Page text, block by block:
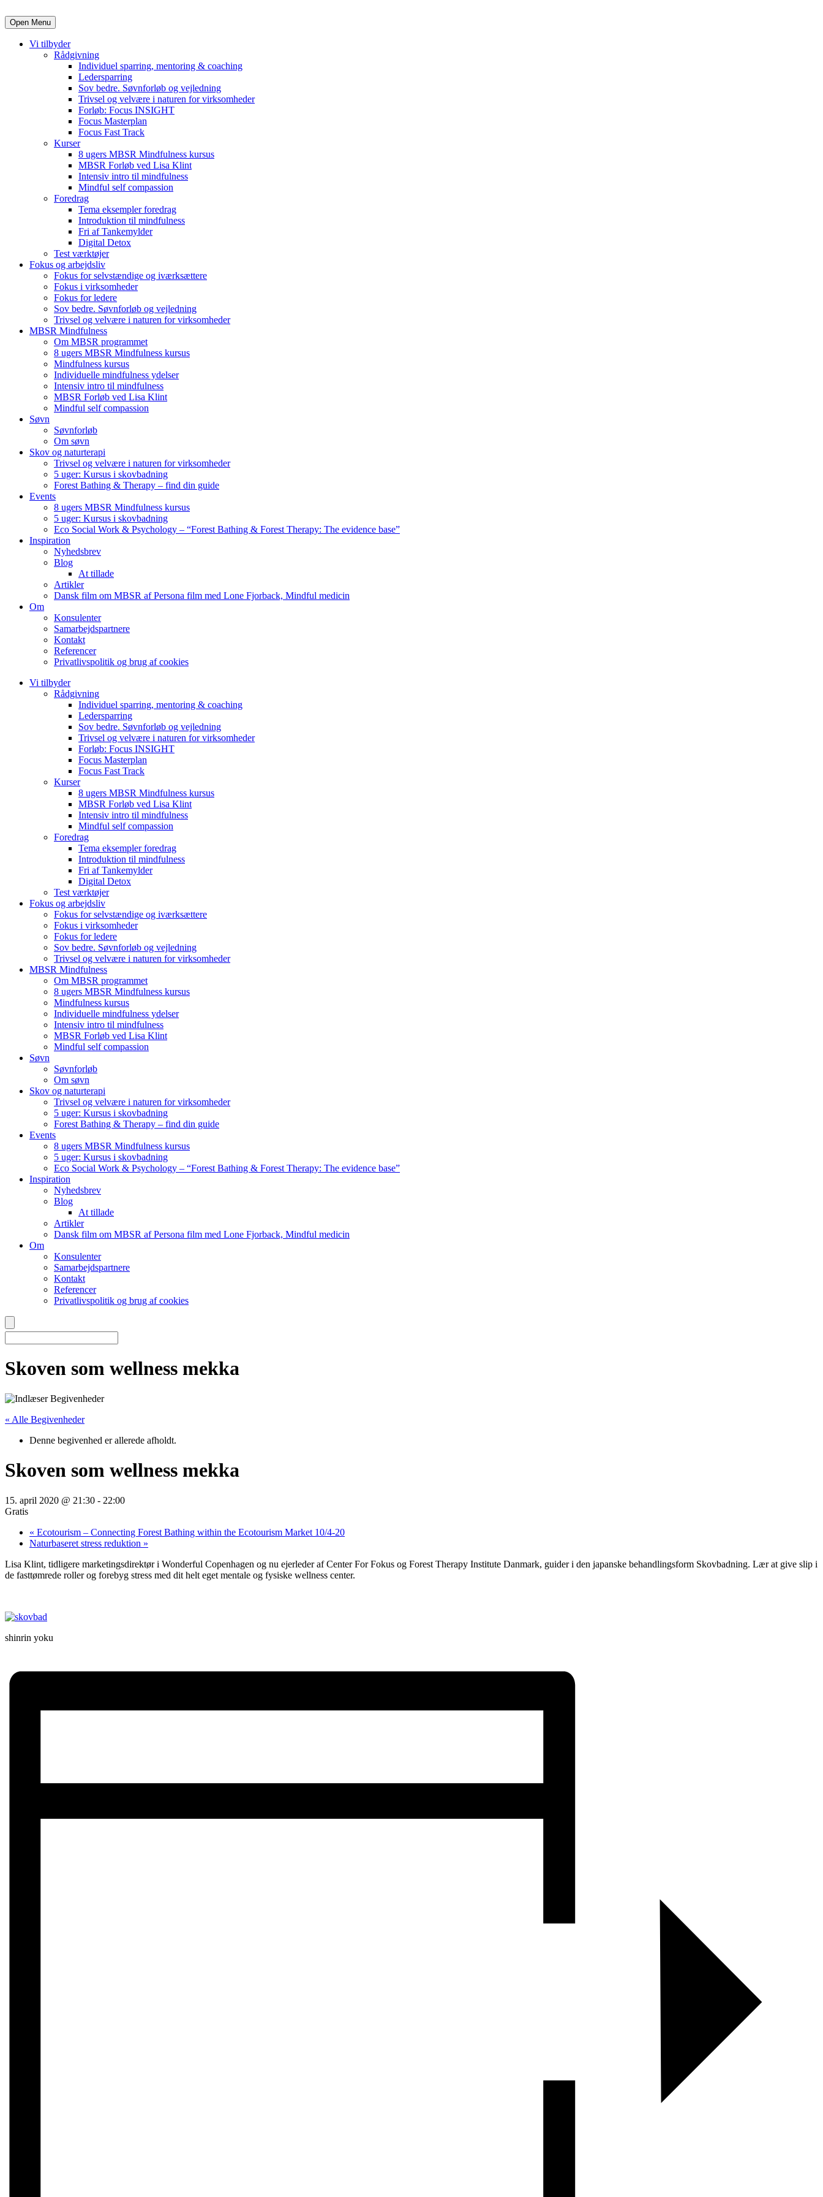
Open Menu
Vi tilbyder
Rådgivning
Individuel sparring, mentoring & coaching
Ledersparring
Sov bedre. Søvnforløb og vejledning
Trivsel og velvære i naturen for virksomheder
Forløb: Focus INSIGHT
Focus Masterplan
Focus Fast Track
Kurser
8 ugers MBSR Mindfulness kursus
MBSR Forløb ved Lisa Klint
Intensiv intro til mindfulness
Mindful self compassion
Foredrag
Tema eksempler foredrag
Introduktion til mindfulness
Fri af Tankemylder
Digital Detox
Test værktøjer
Fokus og arbejdsliv
Fokus for selvstændige og iværksættere
Fokus i virksomheder
Fokus for ledere
Sov bedre. Søvnforløb og vejledning
Trivsel og velvære i naturen for virksomheder
MBSR Mindfulness
Om MBSR programmet
8 ugers MBSR Mindfulness kursus
Mindfulness kursus
Individuelle mindfulness ydelser
Intensiv intro til mindfulness
MBSR Forløb ved Lisa Klint
Mindful self compassion
Søvn
Søvnforløb
Om søvn
Skov og naturterapi
Trivsel og velvære i naturen for virksomheder
5 uger: Kursus i skovbadning
Forest Bathing & Therapy – find din guide
Events
8 ugers MBSR Mindfulness kursus
5 uger: Kursus i skovbadning
Eco Social Work & Psychology – “Forest Bathing & Forest Therapy: The evidence base”
Inspiration
Nyhedsbrev
Blog
At tillade
Artikler
Dansk film om MBSR af Persona film med Lone Fjorback, Mindful medicin
Om
Konsulenter
Samarbejdspartnere
Kontakt
Referencer
Privatlivspolitik og brug af cookies
Vi tilbyder
Rådgivning
Individuel sparring, mentoring & coaching
Ledersparring
Sov bedre. Søvnforløb og vejledning
Trivsel og velvære i naturen for virksomheder
Forløb: Focus INSIGHT
Focus Masterplan
Focus Fast Track
Kurser
8 ugers MBSR Mindfulness kursus
MBSR Forløb ved Lisa Klint
Intensiv intro til mindfulness
Mindful self compassion
Foredrag
Tema eksempler foredrag
Introduktion til mindfulness
Fri af Tankemylder
Digital Detox
Test værktøjer
Fokus og arbejdsliv
Fokus for selvstændige og iværksættere
Fokus i virksomheder
Fokus for ledere
Sov bedre. Søvnforløb og vejledning
Trivsel og velvære i naturen for virksomheder
MBSR Mindfulness
Om MBSR programmet
8 ugers MBSR Mindfulness kursus
Mindfulness kursus
Individuelle mindfulness ydelser
Intensiv intro til mindfulness
MBSR Forløb ved Lisa Klint
Mindful self compassion
Søvn
Søvnforløb
Om søvn
Skov og naturterapi
Trivsel og velvære i naturen for virksomheder
5 uger: Kursus i skovbadning
Forest Bathing & Therapy – find din guide
Events
8 ugers MBSR Mindfulness kursus
5 uger: Kursus i skovbadning
Eco Social Work & Psychology – “Forest Bathing & Forest Therapy: The evidence base”
Inspiration
Nyhedsbrev
Blog
At tillade
Artikler
Dansk film om MBSR af Persona film med Lone Fjorback, Mindful medicin
Om
Konsulenter
Samarbejdspartnere
Kontakt
Referencer
Privatlivspolitik og brug af cookies
Skoven som wellness mekka
« Alle Begivenheder
Denne begivenhed er allerede afholdt.
Skoven som wellness mekka
15. april 2020 @ 21:30 - 22:00
Gratis
« Ecotourism – Connecting Forest Bathing within the Ecotourism Market 10/4-20
Naturbaseret stress reduktion »
Lisa Klint, tidligere marketingsdirektør i Wonderful Copenhagen og nu ejerleder af Center For Fokus og Forest Therapy Institute Danmark, guider i den japanske behandlingsform Skovbadning. Lær at give slip i
de fasttømrede roller og forebyg stress med dit helt eget mentale og fysiske wellness center.
shinrin yoku